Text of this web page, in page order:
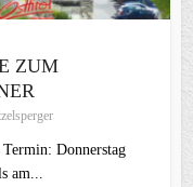
ZUM
Donnerstag
am...